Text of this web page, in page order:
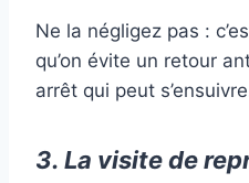
Ne la négligez pas :
qu’on évite un retour
arrêt qui peut
3. La visite de